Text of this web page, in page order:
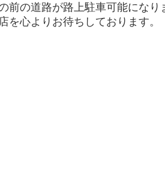
前の道路が路上駐車可能になり
を心よりお待ちしております。